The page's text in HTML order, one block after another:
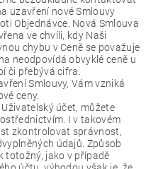
uzavření nové Smlouvy
Objednávce. Nová Smlouva
ve chvíli, kdy Naši
chybu v Ceně se považuje
neodpovídá obvyklé ceně u
či přebývá cifra.
Smlouvy, Vám vzniká
ceny.
účet, můžete
I v takovém
zkontrolovat správnost,
údajů. Způsob
totožný, jako v případě